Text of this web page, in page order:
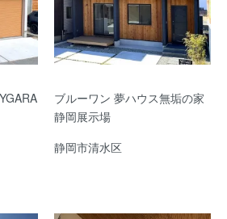
ブルーワン 夢ハウス無垢の家
静岡展示場
静岡市清水区